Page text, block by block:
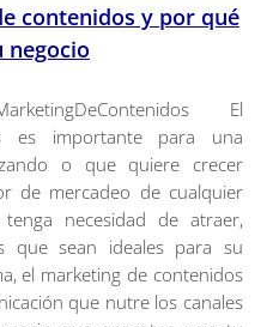
contenidos y por qué
negocio
El
es importante para una
o que quiere crecer
de mercadeo de cualquier
necesidad de atraer,
que sean ideales para su
el marketing de contenidos
que nutre los canales